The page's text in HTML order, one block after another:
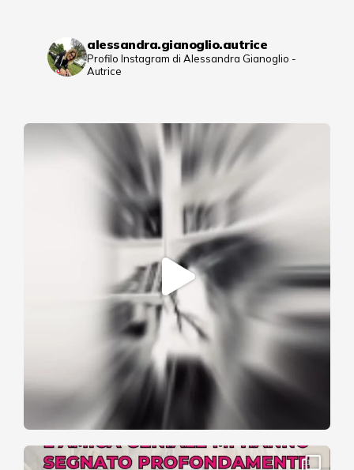
alessandra.gianoglio.autrice
Profilo Instagram di Alessandra Gianoglio -
Autrice